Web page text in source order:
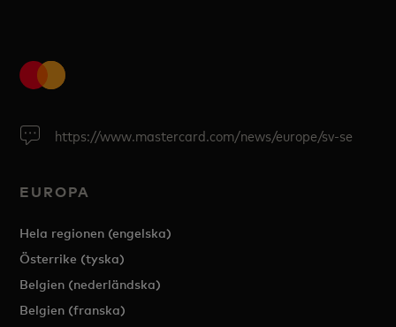
https://www.mastercard.com/news/europe/sv-se
EUROPA
Hela regionen (engelska)
Österrike (tyska)
Belgien (nederländska)
Belgien (franska)